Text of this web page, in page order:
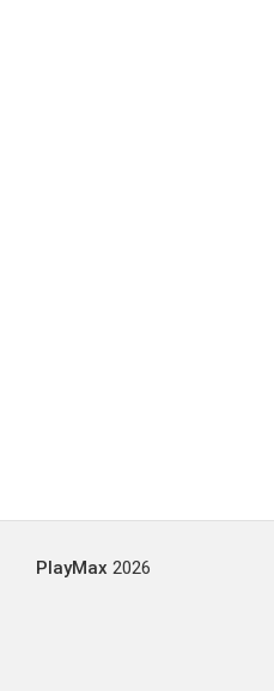
PlayMax 2026